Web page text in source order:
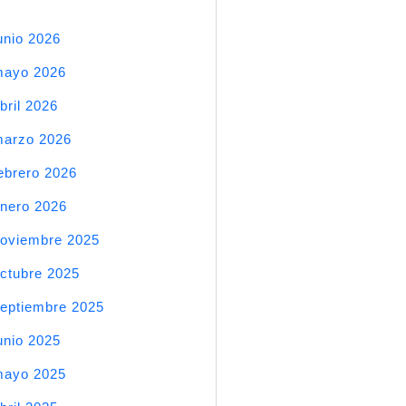
2026
2026
2026
2026
2026
2026
2025
2025
2025
2025
2025